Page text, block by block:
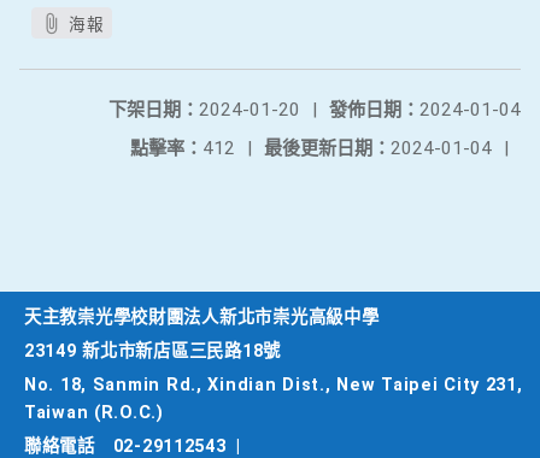
海報
發佈日期： 2024-01-04
下架日期： 2024-01-20
|
最後更新日期： 2024-01-04 |
點擊率： 412 |
天主教崇光學校財團法人新北市崇光高級中學
23149 新北市新店區三民路18號
No. 18, Sanmin Rd., Xindian Dist., New Taipei City 231,
Taiwan (R.O.C.)
聯絡電話
02-29112543